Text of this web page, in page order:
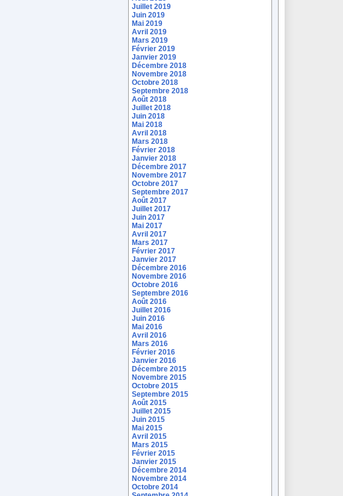
Juillet 2019
Juin 2019
Mai 2019
Avril 2019
Mars 2019
Février 2019
Janvier 2019
Décembre 2018
Novembre 2018
Octobre 2018
Septembre 2018
Août 2018
Juillet 2018
Juin 2018
Mai 2018
Avril 2018
Mars 2018
Février 2018
Janvier 2018
Décembre 2017
Novembre 2017
Octobre 2017
Septembre 2017
Août 2017
Juillet 2017
Juin 2017
Mai 2017
Avril 2017
Mars 2017
Février 2017
Janvier 2017
Décembre 2016
Novembre 2016
Octobre 2016
Septembre 2016
Août 2016
Juillet 2016
Juin 2016
Mai 2016
Avril 2016
Mars 2016
Février 2016
Janvier 2016
Décembre 2015
Novembre 2015
Octobre 2015
Septembre 2015
Août 2015
Juillet 2015
Juin 2015
Mai 2015
Avril 2015
Mars 2015
Février 2015
Janvier 2015
Décembre 2014
Novembre 2014
Octobre 2014